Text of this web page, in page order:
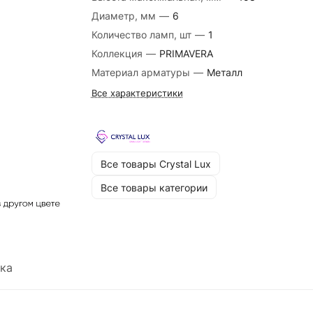
Диаметр, мм — 6
Количество ламп, шт — 1
Коллекция — PRIMAVERA
Материал арматуры — Металл
Все характеристики
Все товары Crystal Lux
Все товары категории